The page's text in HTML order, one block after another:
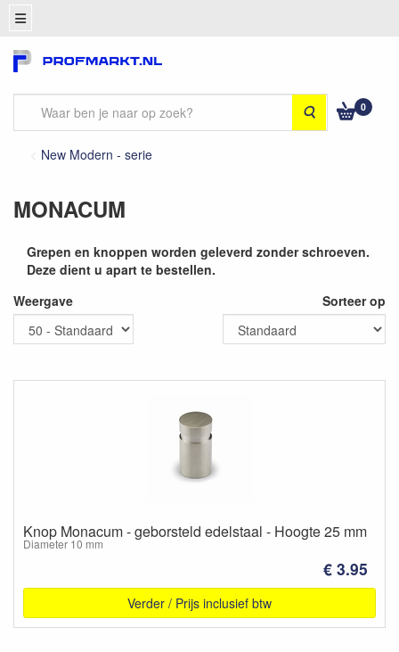
Zoeken 0
New Modern - serie
MONACUM
Grepen en knoppen worden geleverd zonder schroeven.
Deze dient u apart te bestellen.
Weergave
Sorteer op
Knop Monacum - geborsteld edelstaal - Hoogte 25 mm
Diameter 10 mm
€ 3.95
Verder / Prijs inclusief btw